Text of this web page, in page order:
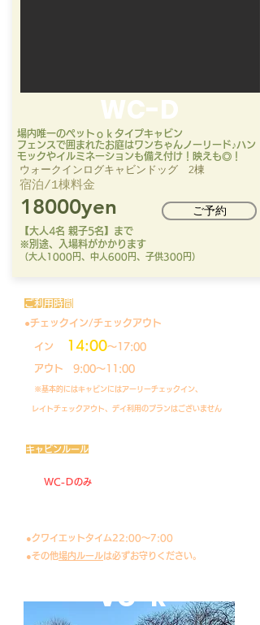
WC-D
場内唯一のペットｏｋタイプキャビン
​フェンスで囲まれたお庭はワンちゃんノーリード♪ハン
モックやイルミネーションも備え付け！映えも◎！
ウォークインログキャビンドッグ 2棟
​宿泊/1棟料金​
18000yen
【大人4名 親子5名】まで
※別途、入場料がかかります
（大人1000円、中人600円、子供300円）
ご予約
ご利用時間
●チェックイン/チェックアウト
イン 14:00～17:00
アウト 9:00～​11:00
※​基本的にはキャビンにはアーリーチェックイン、
レイトチェックアウト、デイ利用のプランはございません
キャビンルール
WC-Ｄのみ
​●クワイエットタイム22:00～7:00
●その他場内ルールは必ずお守りください。
VC-R